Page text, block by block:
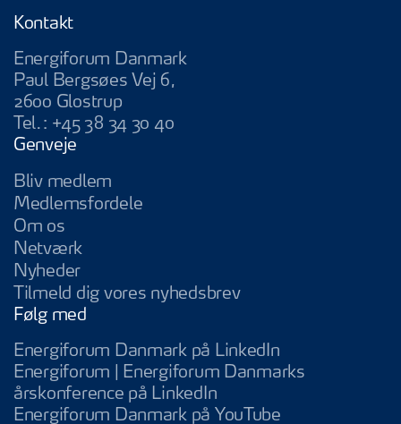
Kontakt
Energiforum Danmark
Paul Bergsøes Vej 6,
2600 Glostrup
Tel.: +45 38 34 30 40
Genveje
Bliv medlem
Medlemsfordele
Om os
Netværk
Nyheder
Tilmeld dig vores nyhedsbrev
Følg med
Energiforum Danmark på LinkedInEnergiforum
Energiforum | Energiforum Danmarks
årskonference på LinkedInEnergiforum |
Energiforum Danmark på YouTubeEnergiforum